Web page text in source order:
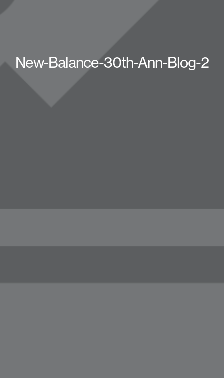
New-Balance-30th-Ann-Blog-2